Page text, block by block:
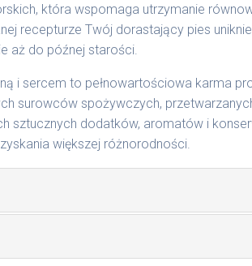
dodawane do naszych karm
serce, podgardle.
g
g
g
g
g
oraz innych czynników.
g/1002 | 400 g/1018 | 800 g/1026
która wspomaga utrzymanie
recepturze Twój dorastający pies
aż do późnej starości.
i sercem to pełnowartościowa karma
surowców spożywczych,
sztucznych dodatków, aromatów i
większej różnorodności.
zwierzęcego: 69% wołowina,